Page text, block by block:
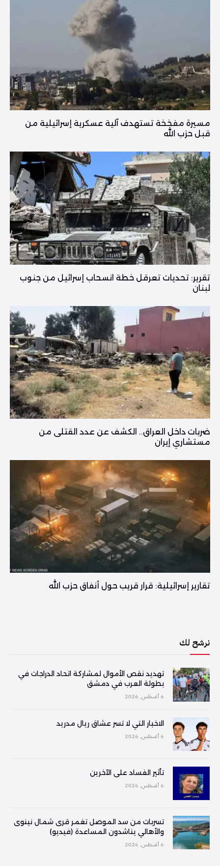
مسيرة مفخخة تستهدف آلية عسكرية إسرائيلية من
قبل حزب الله
تقرير: تحديات تعرقل خطة انسحاب إسرائيل من جنوب
لبنان
ضربات داخل العراق.. الكشف عن عدد القتلى من
مستشاري إيران
تقارير إسرائيلية: قرار قريب حول أنفاق حزب الله
نرشح لك
تهديد نقص الأموال لمشاركة اتحاد الدراجات في
بطولة العرب في دمشق
6 أغسطس, 2026
الاخبار التي لا تسر عشاق ريال مدريد
6 أغسطس, 2026
تأثير الفساد على الآخرين
6 أغسطس, 2026
تسربات من سد الموصل تغمر قرى شمال نينوى
والأهالي يناشدون المساعدة (فيديو)
6 أغسطس, 2026